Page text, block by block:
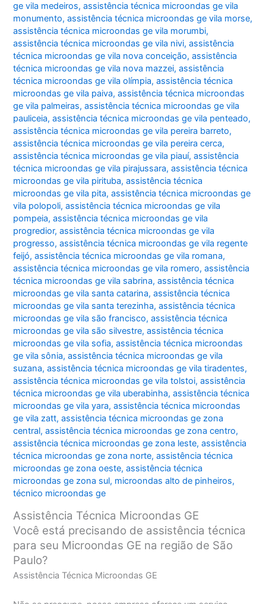
ge vila medeiros,assistência técnica microondas ge vila
monumento,assistência técnica microondas ge vila morse,
assistência técnica microondas ge vila morumbi,
assistência técnica microondas ge vila nivi,assistência
técnica microondas ge vila nova conceição,assistência
técnica microondas ge vila nova mazzei,assistência
técnica microondas ge vila olímpia,assistência técnica
microondas ge vila paiva,assistência técnica microondas
ge vila palmeiras,assistência técnica microondas ge vila
pauliceia,assistência técnica microondas ge vila penteado,
assistência técnica microondas ge vila pereira barreto,
assistência técnica microondas ge vila pereira cerca,
assistência técnica microondas ge vila piauí,assistência
técnica microondas ge vila pirajussara,assistência técnica
microondas ge vila pirituba,assistência técnica
microondas ge vila pita,assistência técnica microondas ge
vila polopoli,assistência técnica microondas ge vila
pompeia,assistência técnica microondas ge vila
progredior,assistência técnica microondas ge vila
progresso,assistência técnica microondas ge vila regente
feijó,assistência técnica microondas ge vila romana,
assistência técnica microondas ge vila romero,assistência
técnica microondas ge vila sabrina,assistência técnica
microondas ge vila santa catarina,assistência técnica
microondas ge vila santa terezinha,assistência técnica
microondas ge vila são francisco,assistência técnica
microondas ge vila são silvestre,assistência técnica
microondas ge vila sofia,assistência técnica microondas
ge vila sônia,assistência técnica microondas ge vila
suzana,assistência técnica microondas ge vila tiradentes,
assistência técnica microondas ge vila tolstoi,assistência
técnica microondas ge vila uberabinha,assistência técnica
microondas ge vila yara,assistência técnica microondas
ge vila zatt,assistência técnica microondas ge zona
central,assistência técnica microondas ge zona centro,
assistência técnica microondas ge zona leste,assistência
técnica microondas ge zona norte,assistência técnica
microondas ge zona oeste,assistência técnica
microondas ge zona sul, microondas alto de pinheiros,
técnico microondas ge
Assistência Técnica Microondas GE
Você está precisando de assistência técnica
para seu Microondas GE na região de São
Paulo?
Assistência Técnica Microondas GE